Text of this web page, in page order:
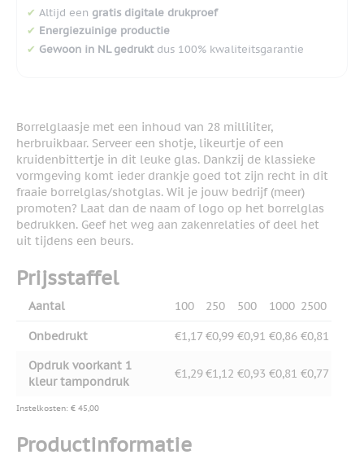
✔ Altijd een gratis digitale drukproef
✔ Energiezuinige productie
✔ Gewoon in NL gedruktdus 100% kwaliteitsgarantie
Borrelglaasje met een inhoud van 28 milliliter,
herbruikbaar. Serveer een shotje, likeurtje of een
kruidenbittertje in dit leuke glas. Dankzij de klassieke
vormgeving komt ieder drankje goed tot zijn recht in dit
fraaie borrelglas/shotglas. Wil je jouw bedrijf (meer)
promoten? Laat dan de naam of logo op het borrelglas
bedrukken. Geef het weg aan zakenrelaties of deel het
uit tijdens een beurs.
Prijsstaffel
Aantal 100 250 500 1000 2500
Onbedrukt €1,17 €0,99 €0,91 €0,86 €0,81
Opdruk voorkant 1
kleur tampondruk
€1,29€1,12 €0,93 €0,81 €0,77
Instelkosten: € 45,00
Productinformatie